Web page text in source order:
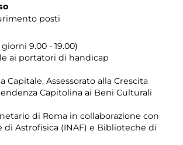
posti
9.00 - 19.00)
ai portatori di handicap
Capitale, Assessorato alla Crescita
Capitolina ai Beni Culturali
di Roma in collaborazione con
di Astrofisica (INAF) e Biblioteche di